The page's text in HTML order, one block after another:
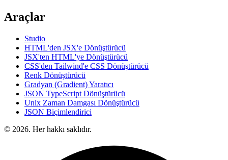
Araçlar
Studio
HTML'den JSX'e Dönüştürücü
JSX'ten HTML'ye Dönüştürücü
CSS'den Tailwind'e CSS Dönüştürücü
Renk Dönüştürücü
Gradyan (Gradient) Yaratıcı
JSON TypeScript Dönüştürücü
Unix Zaman Damgası Dönüştürücü
JSON Biçimlendirici
© 2026. Her hakkı saklıdır.